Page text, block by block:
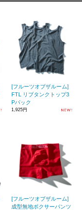
[フルーツオブザルーム]
FTL リブタンクトップ3
Pパック
1,925円
[フルーツオブザルーム]
成型無地ボクサーパンツ